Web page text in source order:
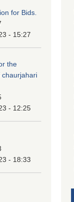
for Bids.
- 15:27
the
chaurjahari
- 12:25
- 18:33